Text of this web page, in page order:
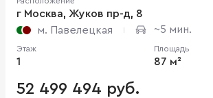
г Москва, Жуков пр-д, 8
м. Павелецкая
~5 мин.
Этаж
1
Площадь
87 м²
52 499 494 руб.